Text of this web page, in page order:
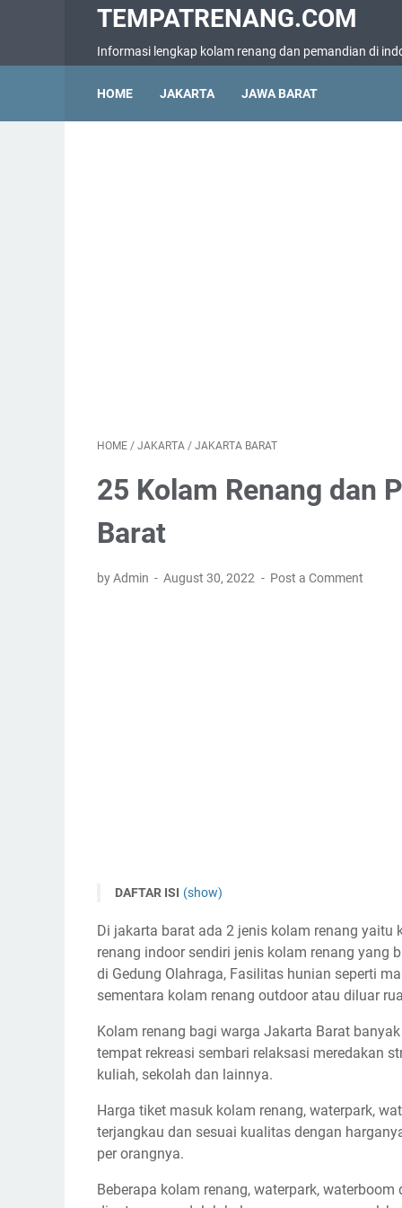
TEMPATRENANG.COM
Informasi lengkap kolam renang dan pemandian di
HOME JAKARTA JAWA BARAT
HOME / JAKARTA / JAKARTA BARAT
25 Kolam Renang dan
Barat
by Admin August 30, 2022 Post a Comment
DAFTAR ISI (show)
Kolam Renang Vila Meruya
Kolam Renang Citra 1
Kolam Renang GOR GROGOL
Kolam Renang Mediterania
Kolam Renang Kosambi Baru
Kolam renang Prisma Kedoya Sport Club
Splash Swimming Pool & Gym
Copylas Indonesia Sport Club
Di jakarta barat ada 2 jenis kolam renang
renang indoor sendiri jenis kolam renang
di Gedung Olahraga, Fasilitas hunian seperti
sementara kolam renang outdoor atau diluar
Kolam renang bagi warga Jakarta Barat
tempat rekreasi sembari relaksasi meredakan
kuliah, sekolah dan lainnya.
Harga tiket masuk kolam renang, waterpark,
terjangkau dan sesuai kualitas dengan
per orangnya.
Beberapa kolam renang, waterpark,